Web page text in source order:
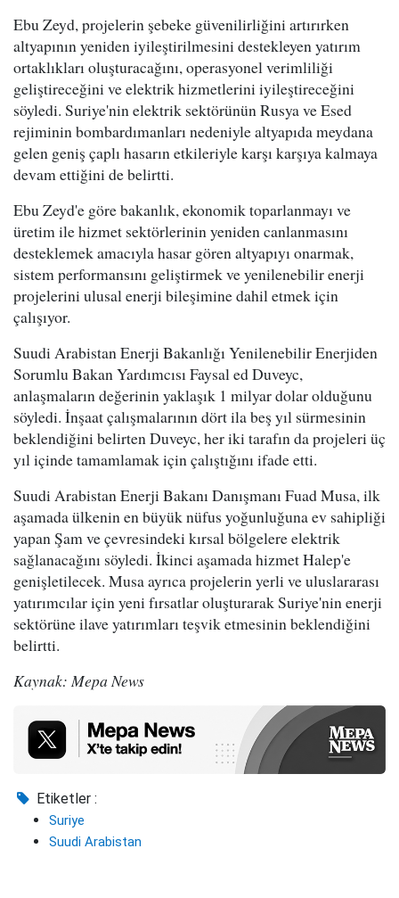
Ebu Zeyd, projelerin şebeke güvenilirliğini artırırken
altyapının yeniden iyileştirilmesini destekleyen yatırım
ortaklıkları oluşturacağını, operasyonel verimliliği
geliştireceğini ve elektrik hizmetlerini iyileştireceğini
söyledi. Suriye'nin elektrik sektörünün Rusya ve Esed
rejiminin bombardımanları nedeniyle altyapıda meydana
gelen geniş çaplı hasarın etkileriyle karşı karşıya kalmaya
devam ettiğini de belirtti.
Ebu Zeyd'e göre bakanlık, ekonomik toparlanmayı ve
üretim ile hizmet sektörlerinin yeniden canlanmasını
desteklemek amacıyla hasar gören altyapıyı onarmak,
sistem performansını geliştirmek ve yenilenebilir enerji
projelerini ulusal enerji bileşimine dahil etmek için
çalışıyor.
Suudi Arabistan Enerji Bakanlığı Yenilenebilir Enerjiden
Sorumlu Bakan Yardımcısı Faysal ed Duveyc,
anlaşmaların değerinin yaklaşık 1 milyar dolar olduğunu
söyledi. İnşaat çalışmalarının dört ila beş yıl sürmesinin
beklendiğini belirten Duveyc, her iki tarafın da projeleri üç
yıl içinde tamamlamak için çalıştığını ifade etti.
Suudi Arabistan Enerji Bakanı Danışmanı Fuad Musa, ilk
aşamada ülkenin en büyük nüfus yoğunluğuna ev sahipliği
yapan Şam ve çevresindeki kırsal bölgelere elektrik
sağlanacağını söyledi. İkinci aşamada hizmet Halep'e
genişletilecek. Musa ayrıca projelerin yerli ve uluslararası
yatırımcılar için yeni fırsatlar oluşturarak Suriye'nin enerji
sektörüne ilave yatırımları teşvik etmesinin beklendiğini
belirtti.
Kaynak: Mepa News
Etiketler :
Suriye
Suudi Arabistan